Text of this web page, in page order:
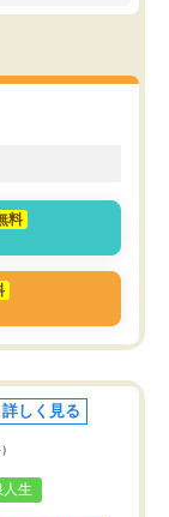
料
詳しく見る
人生